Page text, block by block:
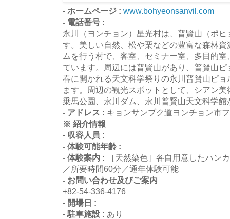
- ホームページ : www.bohyeonsanvil.com
- 電話番号 :
永川（ヨンチョン）星光村は、普賢山（ポ
す。美しい自然、松や栗などの豊富な森林
ムを行う村で、客室、セミナー室、多目的
ています。周辺には普賢山があり、普賢山
春に開かれる天文科学祭りの永川普賢山ピ
ます。周辺の観光スポットとして、シアン
乗馬公園、永川ダム、永川普賢山天文科学館
- アドレス : キョンサンブク道ヨンチョン市
※ 紹介情報
- 収容人員 :
- 体験可能年齢 :
- 体験案内 :
［天然染色］各自用意したハン
／所要時間60分／通年体験可能
- お問い合わせ及びご案内
+82-54-336-4176
- 開場日 :
- 駐車施設 : あり